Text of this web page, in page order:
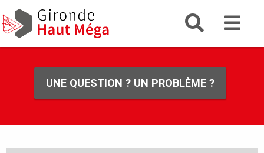
Aller
au
contenu
principal
Aller au menu
Aller au contenu
GirondeGironde Haut Mega
la fibre
UNE QUESTION ? UN PROBLÈME ?